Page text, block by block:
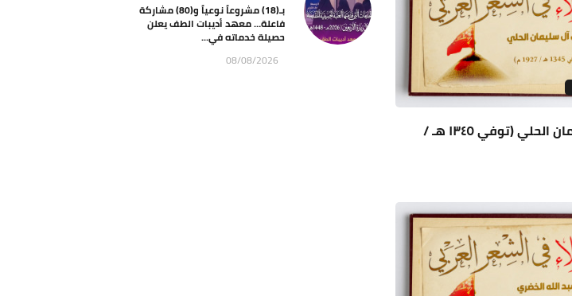
879 ــ علي آل سليمان الحلي (توفي ١٣٤٥ هـ /
بـ(18) مشروعاً نوعياً و(80) مشاركة
فاعلة… معهد أديبات الطف يعلن
حصيلة خدماته في...
08/08/2026